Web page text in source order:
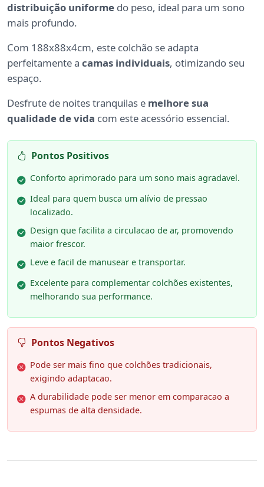
distribuição uniforme do peso, ideal para um sono
mais profundo.
Com 188x88x4cm, este colchão se adapta
perfeitamente a camas individuais, otimizando seu
espaço.
Desfrute de noites tranquilas e melhore sua
qualidade de vida com este acessório essencial.
Pontos Positivos
Conforto aprimorado para um sono mais agradavel.
Ideal para quem busca um alívio de pressao
localizado.
Design que facilita a circulacao de ar, promovendo
maior frescor.
Leve e facil de manusear e transportar.
Excelente para complementar colchões existentes,
melhorando sua performance.
Pontos Negativos
Pode ser mais fino que colchões tradicionais,
exigindo adaptacao.
A durabilidade pode ser menor em comparacao a
espumas de alta densidade.